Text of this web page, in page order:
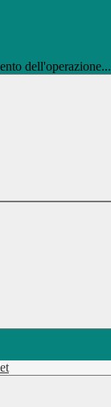
dell'operazione...